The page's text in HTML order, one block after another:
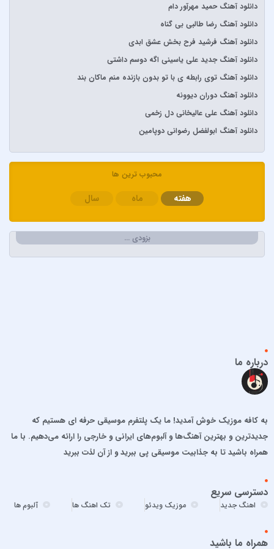
آرش و ساسی
آرمان گرشاسبی
آرمین زارعی
آرون افشار
آصف آریا
آیتوکان
آیسم
ابراهیم تاتلیسس
ابی دولابی
اپیکور و امین امینم
احسان دریادل
افشین خان
الجان
امید آمری
امید حاجیلی
امید مهداد
امیر تتلو
امیر جعفرنیا
دانلود آهنگ حمید مهرآور دام
دانلود آهنگ رضا طالبی بی گناه
دانلود آهنگ فرشید فرح بخش عشق ابدی
دانلود آهنگ جدید علی یاسینی اگه دوسم داشتی
دانلود آهنگ توی رابطه ی با تو بدون بازنده منم ماکان بند
دانلود آهنگ دوران دیوونه
دانلود آهنگ علی عالیخانی دل زخمی
دانلود آهنگ ابولفضل رضوانی دوپامین
محبوب ترین ها
هفته ماه سال
بزودی …
درباره ما
به کافه موزیک خوش آمدید! ما یک پلتفرم موسیقی حرفه ای هستیم که
جدیدترین و بهترین آهنگ‌ها و آلبوم‌های ایرانی و خارجی را ارائه می‌دهیم. با ما
همراه باشید تا به جذابیت موسیقی پی ببرید و از آن لذت ببرید
دسترسی سریع
اهنگ جدید موزیک ویدئو تک اهنگ ها آلبوم ها
همراه ما باشید